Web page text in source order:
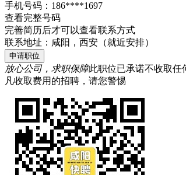
手机号码： 186****1697
查看完整号码
完善简历后才可以查看联系方式
联系地址： 咸阳，西安（就近安排）
申请职位
放心公司，求职保障此职位已承诺不收取任
凡收取费用的招聘，请您警惕